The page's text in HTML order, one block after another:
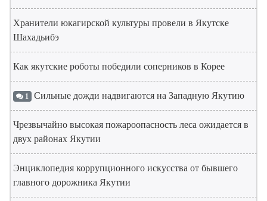
Хранители юкагирской культуры провели в Якутске
Шахадьибэ
Как якутские роботы победили соперников в Корее
1 Сильные дожди надвигаются на Западную Якутию
Чрезвычайно высокая пожароопасность леса ожидается в
двух районах Якутии
Энциклопедия коррупционного искусства от бывшего
главного дорожника Якутии